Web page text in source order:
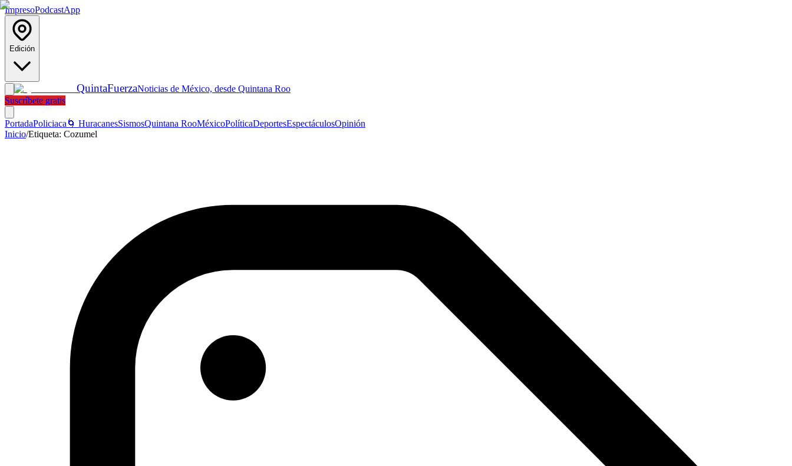
ImpresoPodcastApp
Edición
QuintaFuerzaNoticias de México, desde Quintana Roo
Suscríbete gratis
PortadaPoliciaca 🌀 HuracanesSismosQuintana RooMéxicoPolíticaDeportesEspectáculosOpinión
Inicio/Etiqueta: Cozumel